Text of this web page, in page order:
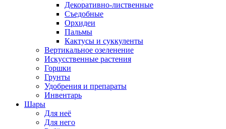
Декоративно-лиственные
Съедобные
Орхидеи
Пальмы
Кактусы и суккуленты
Вертикальное озеленение
Искусственные растения
Горшки
Грунты
Удобрения и препараты
Инвентарь
Шары
Для неё
Для него